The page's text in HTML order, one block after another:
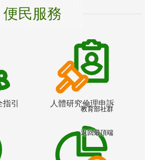
便民服務
引
人體研究倫理申訴
教育部社群
返回最頂端